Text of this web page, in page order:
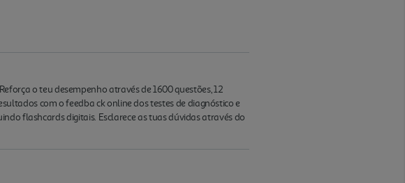
o teu desempenho através de 1600 questões, 12
com o feedba ck online dos testes de diagnóstico e
flashcards digitais. Esclarece as tuas dúvidas através do